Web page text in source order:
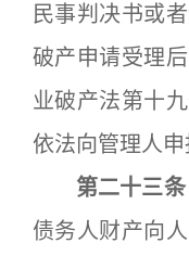
民事判决书或
破产申请受理
业破产法第十
依法向管理人申
第二十三条
债务人财产向